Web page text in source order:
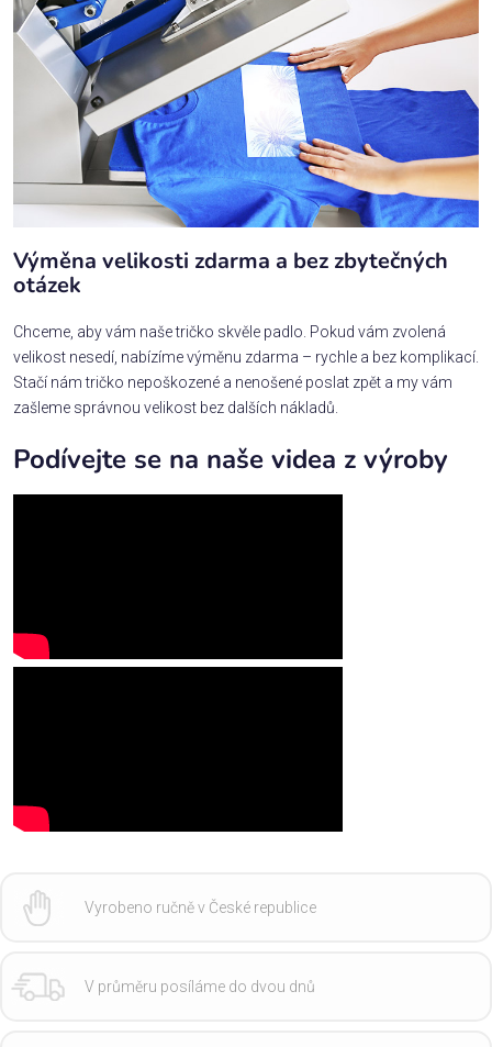
Výměna velikosti zdarma a bez zbytečných
otázek
Chceme, aby vám naše tričko skvěle padlo. Pokud vám zvolená
velikost nesedí, nabízíme výměnu zdarma – rychle a bez komplikací.
Stačí nám tričko nepoškozené a nenošené poslat zpět a my vám
zašleme správnou velikost bez dalších nákladů.
Podívejte se na naše videa z výroby
Vyrobeno ručně v České republice
V průměru posíláme do dvou dnů